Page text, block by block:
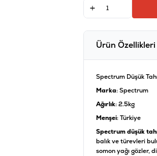
Ürün Özellikleri
Spectrum Düşük
Marka: Spectrum
Ağırlık: 2.5kg
Menşei: Türkiye
Spectrum düşük
balık ve türevleri
somon yağı gözler,